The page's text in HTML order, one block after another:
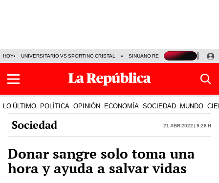
HOY UNIVERSITARIO VS SPORTING CRISTAL SINUANO RESULTADOS HOY
LO ÚLTIMO POLÍTICA OPINIÓN ECONOMÍA SOCIEDAD MUNDO
Sociedad 21 Abr 2022 | 9:28 h
Donar sangre solo toma una
hora y ayuda a salvar vidas